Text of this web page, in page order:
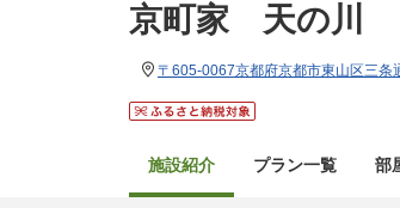
京町家 天の川
〒605-0067京都府京都市東山区三
施設紹介 プラン一覧 部